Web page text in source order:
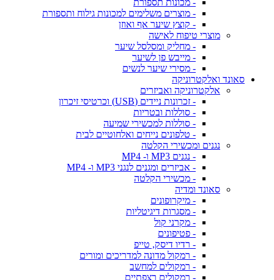
- מכונות תספורת
- מוצרים משלימים למכונות גילוח ותספורת
- קוצץ שיער אף ואוזן
מוצרי טיפוח לאישה
- מחליק ומסלסל שיער
- מייבש פן לשיער
- מסירי שיער לנשים
סאונד ואלקטרוניקה
אלקטרוניקה ואביזרים
- זכרונות ניידים (USB) וכרטיסי זיכרון
- סוללות ובטריות
- סוללות למכשירי שמיעה
- טלפונים נייחים ואלחוטיים לבית
נגנים ומכשירי הקלטה
- נגנים MP3 ו- MP4
- אביזרים ומגנים לנגני MP3 ו- MP4
- מכשירי הקלטה
סאונד ומדיה
- מיקרופונים
- מסגרות דיגיטליות
- מקרני קול
- פטיפונים
- רדיו דיסק, טייפ
- רמקול מדונה למדריכים ומורים
- רמקולים למחשב
- רמקולים רצפתיים